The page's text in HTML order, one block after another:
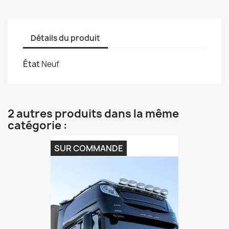
Détails du produit
ÉtatNeuf
2 autres produits dans la même
catégorie :
SUR COMMANDE